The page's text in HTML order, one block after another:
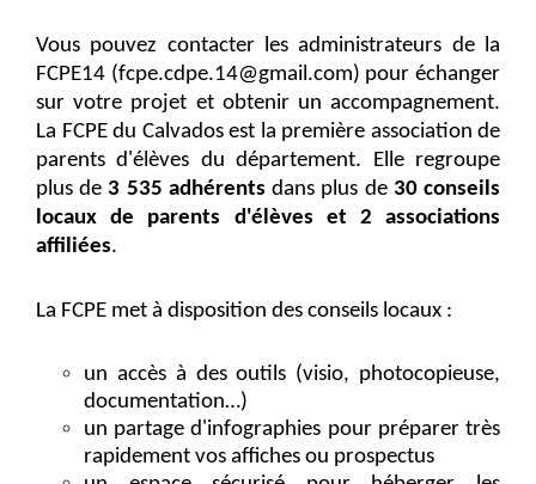
Vous pouvez contacter les administrateurs de la
FCPE14 (fcpe.cdpe.14@gmail.com) pour échanger
sur votre projet et obtenir un accompagnement.
La FCPE du Calvados est la première association de
parents d'élèves du département. Elle regroupe
plus de 3 535 adhérents dans plus de 30 conseils
locaux de parents d'élèves et 2 associations
affiliées.
La FCPE met à disposition des conseils locaux :
un accès à des outils (visio, photocopieuse,
documentation…)
un partage d'infographies pour préparer très
rapidement vos affiches ou prospectus